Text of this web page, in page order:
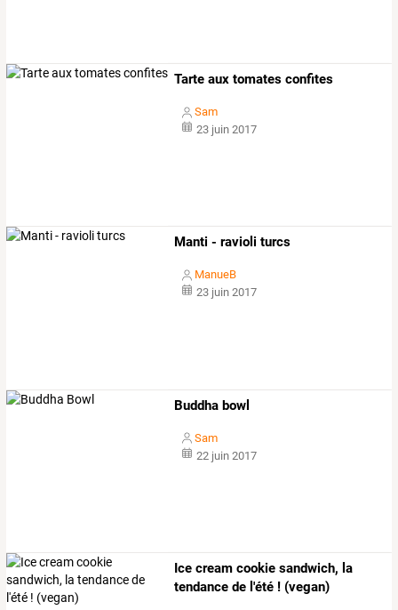
Tarte aux tomates confites
Sam
23 juin 2017
Manti - ravioli turcs
ManueB
23 juin 2017
Buddha bowl
Sam
22 juin 2017
Ice cream cookie sandwich, la
tendance de l'été ! (vegan)